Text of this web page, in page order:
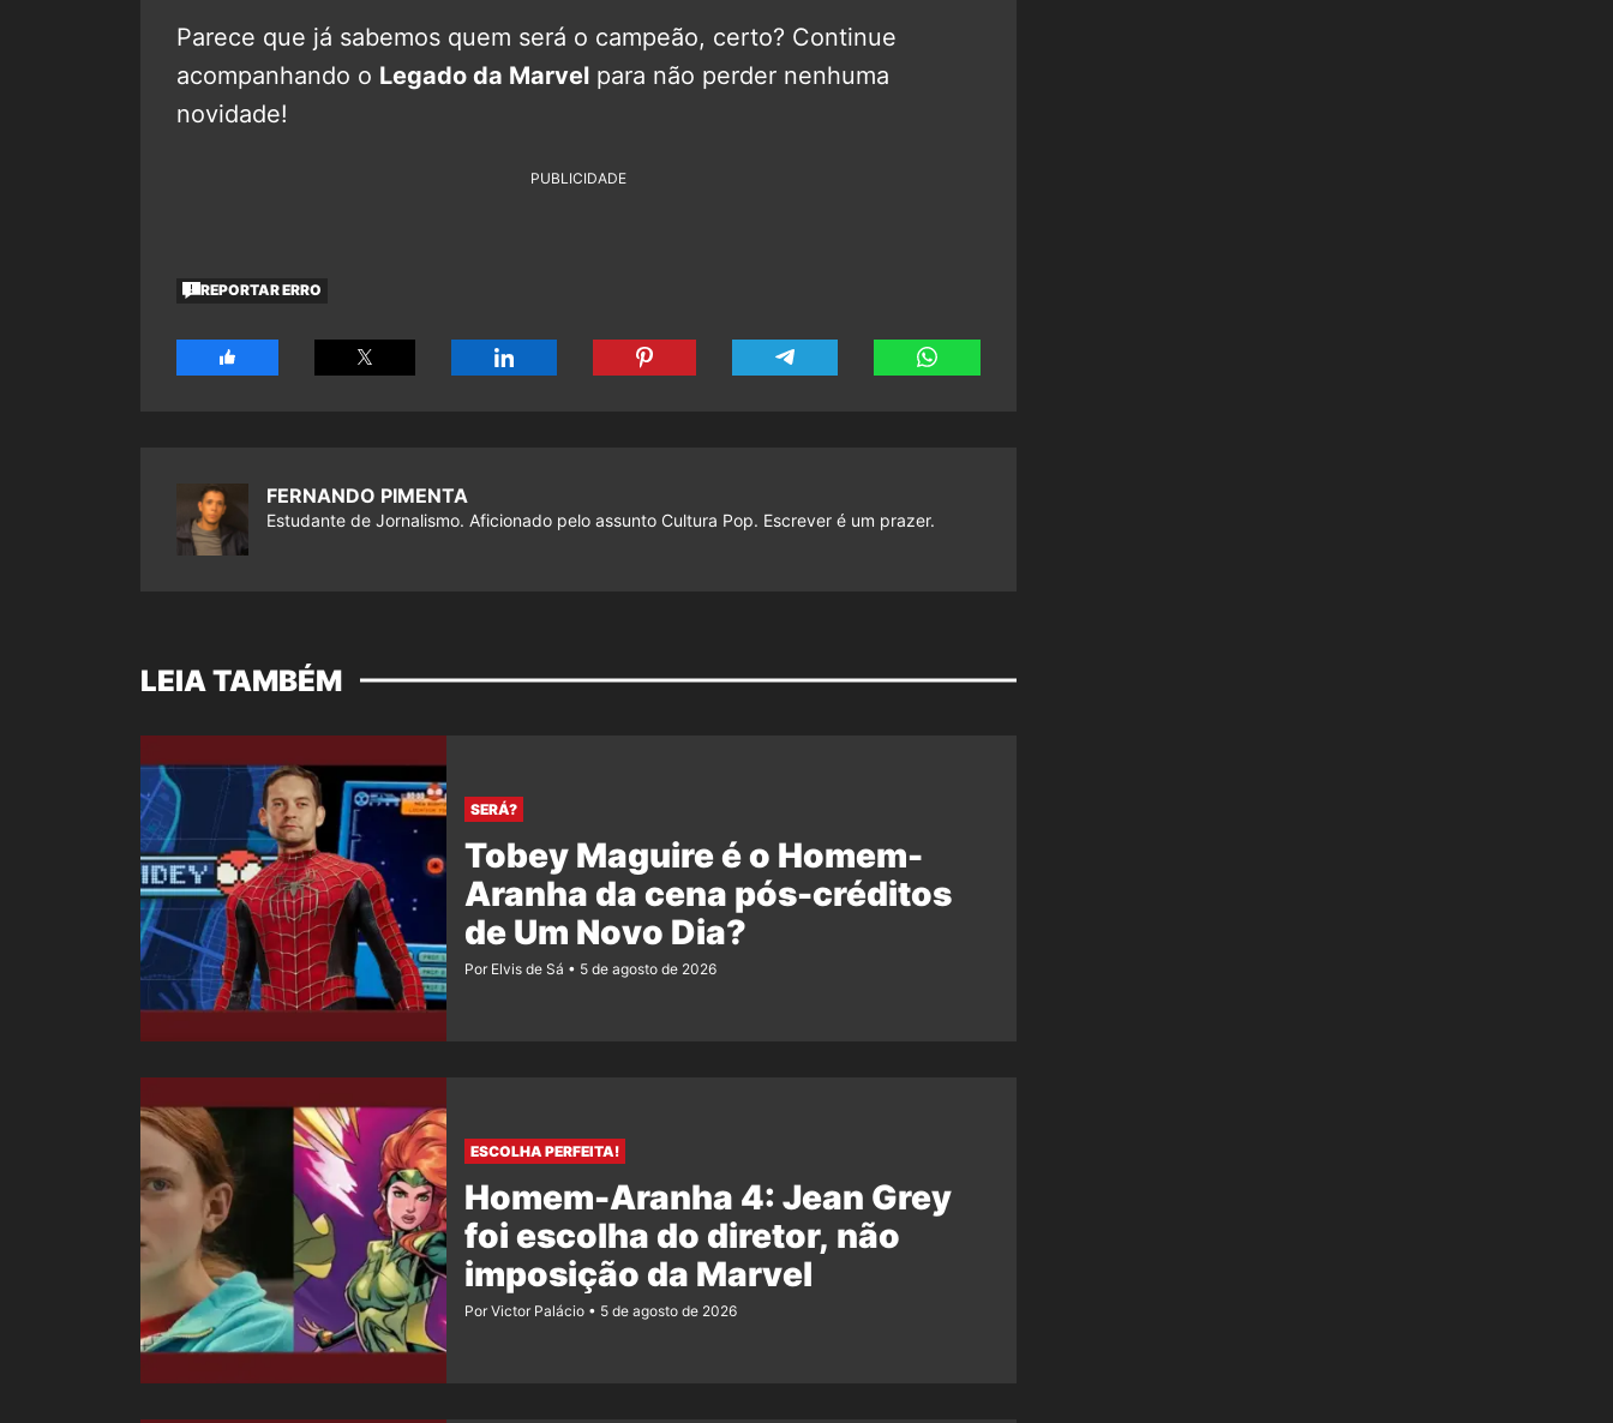
Parece que já sabemos quem será o campeão, certo? Continue
acompanhando o Legado da Marvel para não perder nenhuma
novidade!
PUBLICIDADE
REPORTAR ERRO
FERNANDO PIMENTA
Estudante de Jornalismo. Aficionado pelo assunto Cultura Pop. Escrever é um prazer.
LEIA TAMBÉM
SERÁ?
Tobey Maguire é o Homem-
Aranha da cena pós-créditos
de Um Novo Dia?
Por Elvis de Sá 5 de agosto de 2026
ESCOLHA PERFEITA!
Homem-Aranha 4: Jean Grey
foi escolha do diretor, não
imposição da Marvel
Por Victor Palácio 5 de agosto de 2026